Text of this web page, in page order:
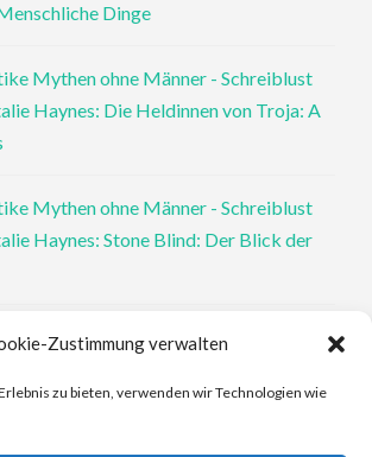
Zustimmung verwalten
zu bieten, verwenden wir Technologien wie
Dinge
Mythen ohne Männer - Schreiblust
Haynes: Die Heldinnen von Troja: A
Mythen ohne Männer - Schreiblust
Haynes: Stone Blind: Der Blick der
Die Therapeutin und ihre Mörder: Dr. Pat
Buch, von dem du dir wünschst, deine